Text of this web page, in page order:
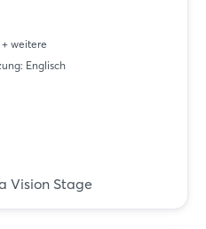
weitere
Englisch
Vision Stage